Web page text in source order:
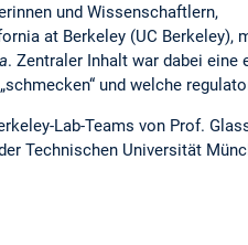
und Wissenschaftlern,
at Berkeley (UC Berkeley),
. Zentraler Inhalt war dabei
und welche
Lab-Teams von Prof.
Technischen Universität